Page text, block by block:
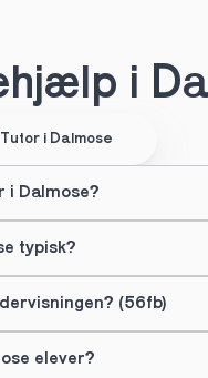
i
Tutor i Dalmose
i Dalmose?
typisk?
(56fb)
elever?